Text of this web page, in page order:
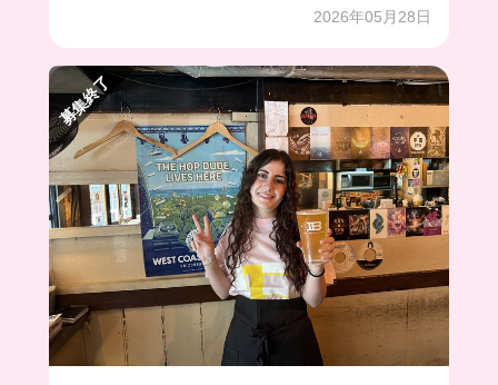
クエストできて、余ったら持ち帰りもOKだから
ったぁ🫶💕
制服のオリジナルポロシャツもロゴが可愛くてテ
ンション上がるよ！
2026年05月28日
募集終了